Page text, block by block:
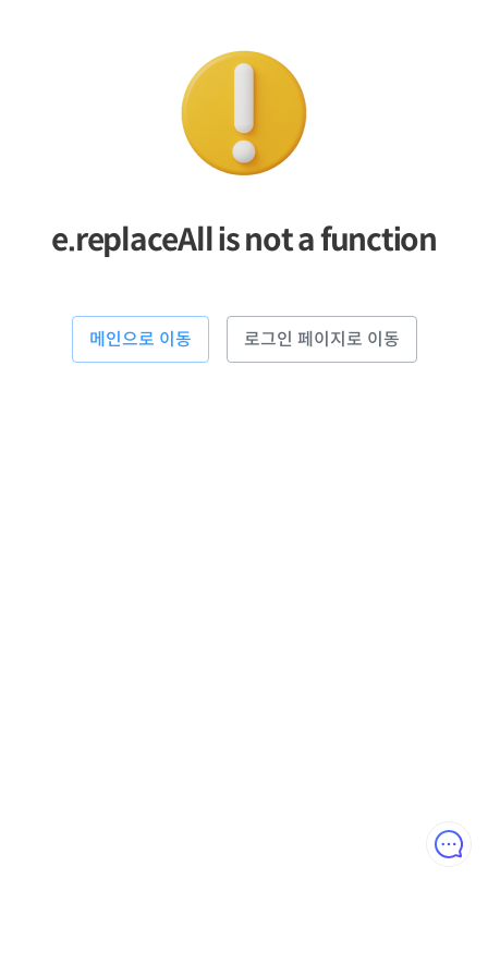
e.replaceAll is not a function
메인으로 이동 로그인 페이지로 이동